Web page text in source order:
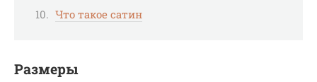
Что такое сатин
Размеры